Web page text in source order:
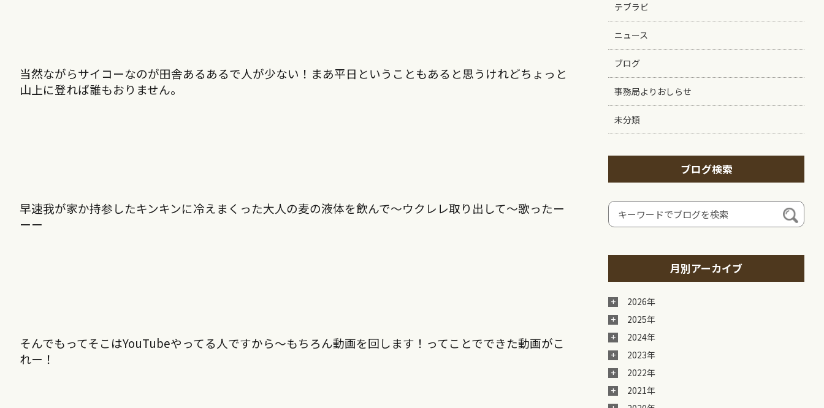
当然ながらサイコーなのが田舎あるあるで人が少ない！まあ平日ということもあると思うけれどちょっと
山上に登れば誰もおりません。
早速我が家か持参したキンキンに冷えまくった大人の麦の液体を飲んで〜ウクレレ取り出して〜歌ったー
ーー
そんでもってそこはYouTubeやってる人ですから〜もちろん動画を回します！ってことでできた動画がこ
れー！
テブラビ
ニュース
ブログ
事務局よりおしらせ
未分類
ブログ検索
月別アーカイブ
2026年
2025年
2024年
2023年
2022年
2021年